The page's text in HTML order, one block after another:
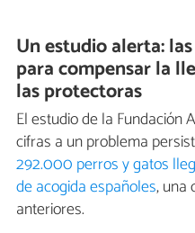
Un estudio alerta:
para compensar la
las protectoras
El estudio de la Fundación
cifras a un problema
292.000 perros y gatos
de acogida españoles, una
anteriores.